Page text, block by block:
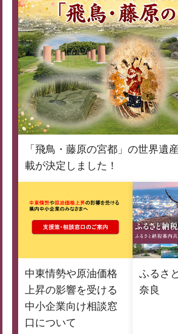
「飛鳥・藤原の宮都」の世界遺
載が決定しました！
中東情勢や原油価格
上昇の影響を受ける
中小企業向け相談窓
口について
ふるさ
奈良